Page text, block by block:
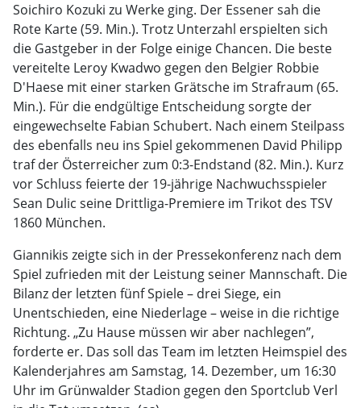
Soichiro Kozuki zu Werke ging. Der Essener sah die
Rote Karte (59. Min.). Trotz Unterzahl erspielten sich
die Gastgeber in der Folge einige Chancen. Die beste
vereitelte Leroy Kwadwo gegen den Belgier Robbie
D'Haese mit einer starken Grätsche im Strafraum (65.
Min.). Für die endgültige Entscheidung sorgte der
eingewechselte Fabian Schubert. Nach einem Steilpass
des ebenfalls neu ins Spiel gekommenen David Philipp
traf der Österreicher zum 0:3-Endstand (82. Min.). Kurz
vor Schluss feierte der 19-jährige Nachwuchsspieler
Sean Dulic seine Drittliga-Premiere im Trikot des TSV
1860 München.
Giannikis zeigte sich in der Pressekonferenz nach dem
Spiel zufrieden mit der Leistung seiner Mannschaft. Die
Bilanz der letzten fünf Spiele – drei Siege, ein
Unentschieden, eine Niederlage – weise in die richtige
Richtung. „Zu Hause müssen wir aber nachlegen”,
forderte er. Das soll das Team im letzten Heimspiel des
Kalenderjahres am Samstag, 14. Dezember, um 16:30
Uhr im Grünwalder Stadion gegen den Sportclub Verl